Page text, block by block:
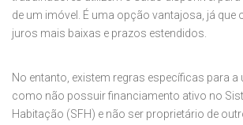
de um imóvel. É uma opção vantajosa, já que
juros mais baixas e prazos estendidos.
No entanto, existem regras específicas para a
como não possuir financiamento ativo no
Habitação (SFH) e não ser proprietário de